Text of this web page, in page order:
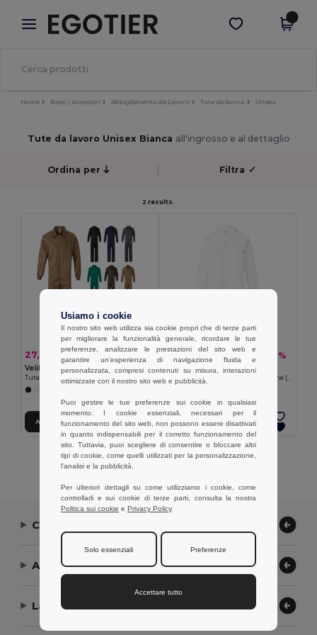
× App Egotier
Prezzi migliori sull'app!
Scarica app
Home Basic | Accessori Abbigliamento da Lavoro Tute da lavoro Unisex
Tute da lavoro Unisex Bianca all'ingrosso e al dettaglio
Ordina per Filtra ✓
2 results.
27,18 € 43,21 € -37%
Velilla 36086
Aggiungi al carrello
18,71 € -37%
Velilla 36135
Grembiule in twill a maniche lunghe (175g/m²), in twill di cotone (35%) e poliestere (65%)
Aggiungi al carrello
Visualizzazione Di Tutti I Prodotti.
Contattaci
Aiuto or Assistenza
La nostra azienda
Usiamo i cookie
Il nostro sito web utilizza sia cookie propri che di terze parti
per migliorare la funzionalità generale, ricordare le tue
preferenze, analizzare le prestazioni del sito web e
garantire un'esperienza di navigazione fluida e
personalizzata, compresi contenuti su misura, interazioni
ottimizzate con il nostro sito web e pubblicità.
Puoi gestire le tue preferenze sui cookie in qualsiasi
momento. I cookie essenziali, necessari per il
funzionamento del sito web, non possono essere disattivati
in quanto indispensabili per il corretto funzionamento del
sito. Tuttavia, puoi scegliere di consentire o bloccare altri
tipi di cookie, come quelli utilizzati per la personalizzazione,
l'analisi e la pubblicità.
Per ulteriori dettagli su come utilizziamo i cookie, come
controllarli e sui cookie di terze parti, consulta la nostra
Politica sui cookie e Privacy Policy.
Solo essenziali Preferenze
Accettare tutto